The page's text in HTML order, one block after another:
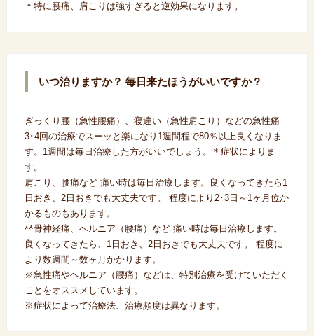
＊特に腰痛、肩こりは強すぎると逆効果になります。
いつ治りますか？ 毎日来たほうがいいですか？
ぎっくり腰（急性腰痛）、寝違い（急性肩こり）などの急性痛
3･4回の治療でスーッと楽になり1週間程で80％以上良くなりま
す。1週間は毎日治療した方がいいでしょう。＊症状によりま
す。
肩こり、腰痛など 痛い時は毎日治療します。良くなってきたら1
日おき、2日おきでも大丈夫です。 程度により2･3日～1ヶ月位か
かるものもあります。
坐骨神経痛、ヘルニア（腰痛）など 痛い時は毎日治療します。
良くなってきたら、1日おき、2日おきでも大丈夫です。 程度に
より数週間～数ヶ月かかります。
※急性痛やヘルニア（腰痛）などは、特別治療を受けていただく
ことをオススメしています。
※症状によって治療法、治療頻度は異なります。